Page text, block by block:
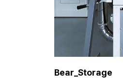
Bear_Storage